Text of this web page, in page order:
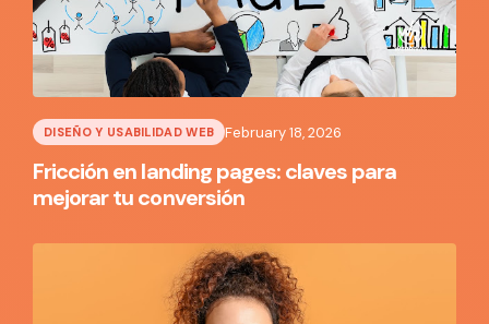
DISEÑO Y USABILIDAD WEB February 18, 2026
Fricción en landing pages: claves para
mejorar tu conversión